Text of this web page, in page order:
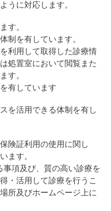
うに対応します。
す。
制を有しています。
利用して取得した診療情
処置室において閲覧また
す。
有しています
を活用できる体制を有し
険証利用の使用に関し
ます。
事項及び、質の高い診療を
・活用して診療を行うこ
所及びホームページ上に